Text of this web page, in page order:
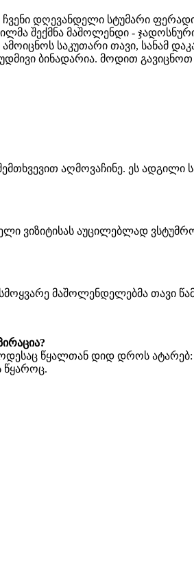
დღევანდელი სტუმარი
შექმნა მაშოლენდი -
საკუთარი თავი, სანამ
ბინადარია. მოდით
აღმოვაჩინე. ეს ადგილი
ვიზიტისას აუცილებლად
მაშოლენდელებმა თავი
ირაცია?
წყალთან დიდ დროს
წყაროც.